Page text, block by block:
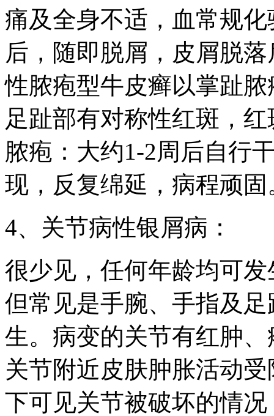
痛及全身不适，血常规
后，随即脱屑，皮屑脱
性脓疱型牛皮癣以掌趾
足趾部有对称性红斑，
脓疱：大约1-2周后自行
现，反复绵延，病程顽固
4、关节病性银屑病：
很少见，任何年龄均可
但常见是手腕、手指及
生。病变的关节有红肿
关节附近皮肤肿胀活动
下可见关节被破坏的情